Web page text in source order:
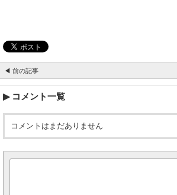
◀ 前の記事
コメント一覧
コメントはまだありません